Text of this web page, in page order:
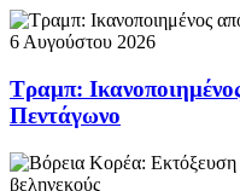
6 Αυγούστου 2026
Τραμπ:
Πεντάγωνο